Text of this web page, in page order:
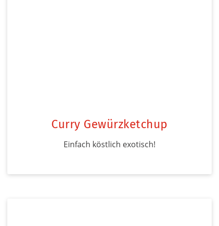
Curry Gewürzketchup
Einfach köstlich exotisch!